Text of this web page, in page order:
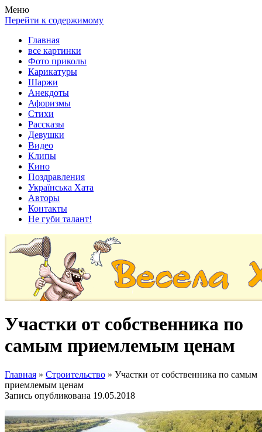
Весела хата — прикольные картинки, смешные истории,
клипы!
Покажем всем ваши фото приколы, карикатуры, шаржи, стихи,
рассказы, видео и песни!
Меню
Перейти к содержимому
Главная
все картинки
Фото приколы
Карикатуры
Шаржи
Анекдоты
Афоризмы
Стихи
Рассказы
Девушки
Видео
Клипы
Кино
Поздравления
Українська Хата
Авторы
Контакты
Не губи талант!
Участки от собственника по
самым приемлемым ценам
Главная » Строительство » Участки от собственника по самым
приемлемым ценам
Запись опубликована 19.05.2018